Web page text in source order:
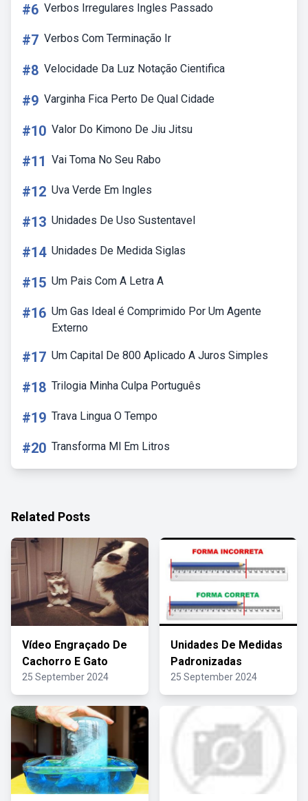
#6 Verbos Irregulares Ingles Passado
#7 Verbos Com Terminação Ir
#8 Velocidade Da Luz Notação Cientifica
#9 Varginha Fica Perto De Qual Cidade
#10 Valor Do Kimono De Jiu Jitsu
#11 Vai Toma No Seu Rabo
#12 Uva Verde Em Ingles
#13 Unidades De Uso Sustentavel
#14 Unidades De Medida Siglas
#15 Um Pais Com A Letra A
#16 Um Gas Ideal é Comprimido Por Um Agente
Externo
#17 Um Capital De 800 Aplicado A Juros Simples
#18 Trilogia Minha Culpa Português
#19 Trava Lingua O Tempo
#20 Transforma Ml Em Litros
Related Posts
Vídeo Engraçado De
Cachorro E Gato
25 September 2024
Unidades De Medidas
Padronizadas
25 September 2024